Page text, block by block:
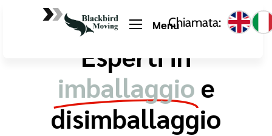
MenuChiamata:
Esperti in
imballaggio e
disimballaggio